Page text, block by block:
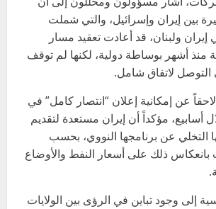
بين إيران وإسرائيل، والتي شملت
ولبنان، قد أعادت تعقيد مسار
منذ أشهر بوساطة دولية، لكنها لم توقف
التوصل لاتفاق شامل.
عن إمكانية إعلان “انتصار كامل” في
أسابيع، مؤكداً أن إيران مستعدة لتقديم
التخلي عن برنامجها النووي، بحسب
بانعكاس ذلك على أسعار النفط والأوضاع
إلى وجود تباين في الرؤى بين الولايات